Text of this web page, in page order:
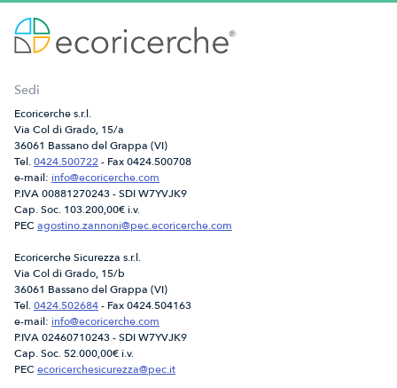
Sedi
Ecoricerche s.r.l.
Via Col di Grado, 15/a
36061 Bassano del Grappa (VI)
Tel.0424.500722- Fax 0424.500708
e-mail: info@ecoricerche.com
P.IVA 00881270243 - SDI W7YVJK9
Cap. Soc. 103.200,00€ i.v.
PEC agostino.zannoni@pec.ecoricerche.com
Ecoricerche Sicurezza s.r.l.
Via Col di Grado, 15/b
36061 Bassano del Grappa (VI)
Tel.0424.502684- Fax 0424.504163
e-mail: info@ecoricerche.com
P.IVA 02460710243 - SDI W7YVJK9
Cap. Soc. 52.000,00€ i.v.
PEC ecoricerchesicurezza@pec.it